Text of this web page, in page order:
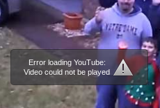
Error loading YouTube:
Video could not be played